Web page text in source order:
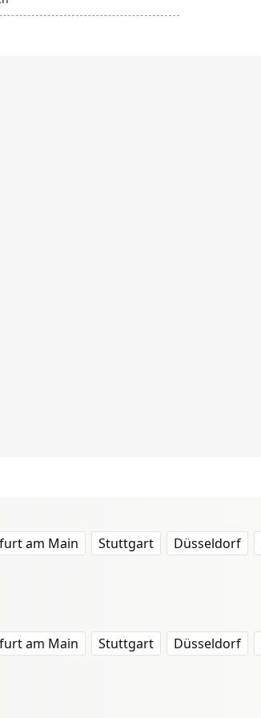
am Main Stuttgart Düsseldorf
am Main Stuttgart Düsseldorf